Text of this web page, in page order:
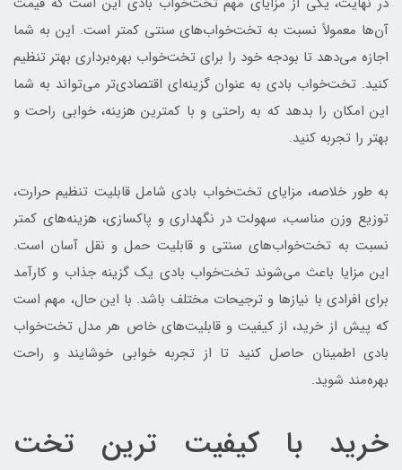
آن‌ها معمولاً نسبت به تخت‌خواب‌های سنتی کمتر است. این به شما
اجازه می‌دهد تا بودجه خود را برای تخت‌خواب بهره‌برداری بهتر تنظیم
کنید. تخت‌خواب بادی به عنوان گزینه‌ای اقتصادی‌تر می‌تواند به شما
این امکان را بدهد که به راحتی و با کمترین هزینه، خوابی راحت و
بهتر را تجربه کنید.
به طور خلاصه، مزایای تخت‌خواب بادی شامل قابلیت تنظیم حرارت،
توزیع وزن مناسب، سهولت در نگهداری و پاکسازی، هزینه‌های کمتر
نسبت به تخت‌خواب‌های سنتی و قابلیت حمل و نقل آسان است.
این مزایا باعث می‌شوند تخت‌خواب بادی یک گزینه جذاب و کارآمد
برای افرادی با نیازها و ترجیحات مختلف باشد. با این حال، مهم است
که پیش از خرید، از کیفیت و قابلیت‌های خاص هر مدل تخت‌خواب
بادی اطمینان حاصل کنید تا از تجربه خوابی خوشایند و راحت
بهره‌مند شوید.
خرید با کیفیت ترین تخت